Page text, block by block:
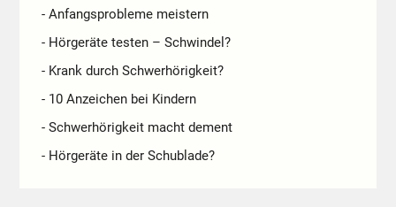
- Anfangsprobleme meistern
- Hörgeräte testen – Schwindel?
- Krank durch Schwerhörigkeit?
- 10 Anzeichen bei Kindern
- Schwerhörigkeit macht dement
- Hörgeräte in der Schublade?